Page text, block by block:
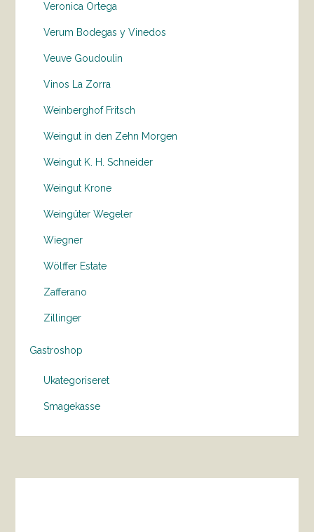
Veronica Ortega
Verum Bodegas y Vinedos
Veuve Goudoulin
Vinos La Zorra
Weinberghof Fritsch
Weingut in den Zehn Morgen
Weingut K. H. Schneider
Weingut Krone
Weingüter Wegeler
Wiegner
Wölffer Estate
Zafferano
Zillinger
Gastroshop
Ukategoriseret
Smagekasse